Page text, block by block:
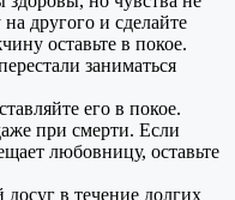
другого и сделайте
оставьте в покое.
заниматься
его в покое.
при смерти. Если
любовницу, оставьте
в течение долгих